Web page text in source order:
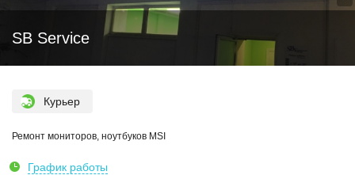
SB Service
Курьер
Ремонт мониторов, ноутбуков MSI
График работы